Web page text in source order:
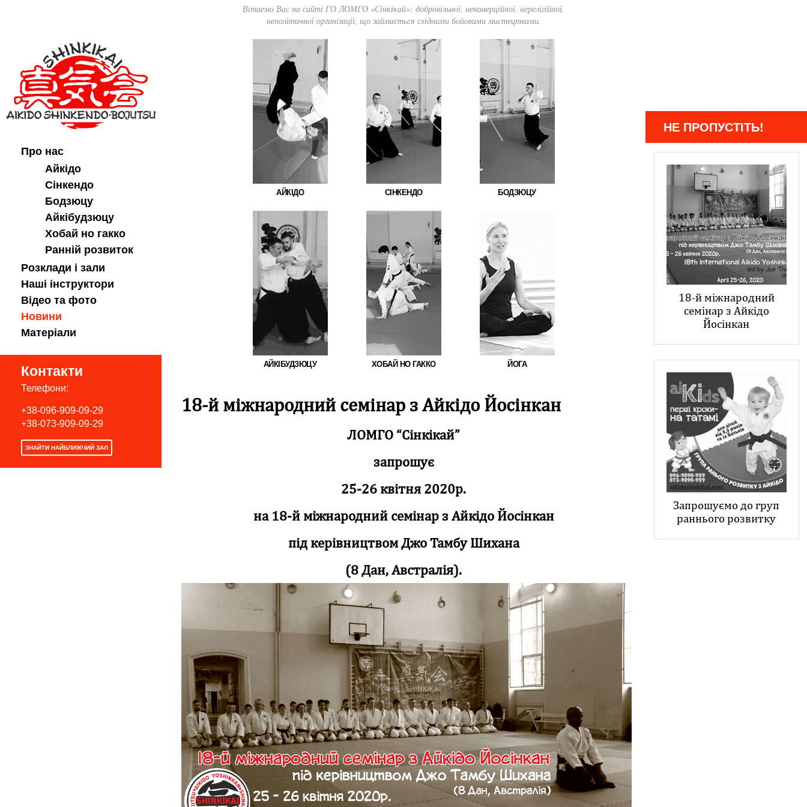
Про нас
Айкідо
Сінкендо
Бодзюцу
Айкібудзюцу
Хобай но гакко
Ранній розвиток
Розклади і зали
Наші інструктори
Відео та фото
Новини
Матеріали
Контакти
Телефони:
+38-096-909-09-29
+38-073-909-09-29
ЗНАЙТИ НАЙБЛИЖЧИЙ ЗАЛ
Вітаемо Вас на сайті ГО ЛОМГО «Сінкікай»: добровільної, некомерційної, нерелігійної,
неполітичної організації, що займається східними бойовими мистецтвами.
АЙКІДО СІНКЕНДО БОДЗЮЦУ
АЙКІБУДЗЮЦУ ХОБАЙ НО ГАККО ЙОГА
18-й міжнародний семінар з Айкідо Йосінкан
ЛОМГО “Сінкікай”
запрошує
25-26 квітня 2020р.
на 18-й міжнародний семінар з Айкідо Йосінкан
під керівництвом Джо Тамбу Шихана
(8 Дан, Австралія).
НЕ ПРОПУСТІТЬ!
18-й міжнародний
семінар з Айкідо
Йосінкан
Запрошуємо до груп
раннього розвитку